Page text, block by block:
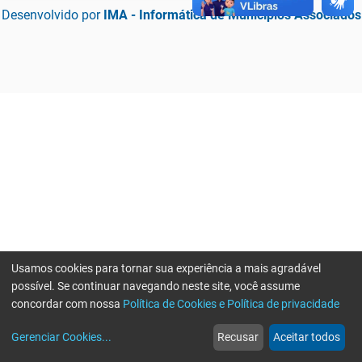
Desenvolvido por IMA - Informática de Municípios Associados
web
Notícias
more_horiz
Mais
Usamos cookies para tornar sua experiência a mais agradável
possível. Se continuar navegando neste site, você assume
concordar com nossa Política de Cookies e Política de privacidade
Gerenciar Cookies... Recusar Aceitar todos
Erro ao enviar informações, por favor tente novamente